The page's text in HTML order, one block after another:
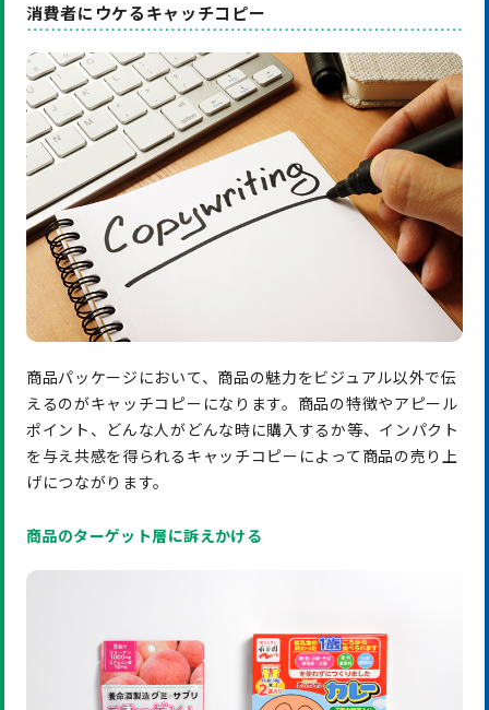
消費者にウケるキャッチコピー
商品パッケージにおいて、商品の魅力をビジュアル以外で伝
えるのがキャッチコピーになります。商品の特徴やアピール
ポイント、どんな人がどんな時に購入するか等、インパクト
を与え共感を得られるキャッチコピーによって商品の売り上
げにつながります。
商品のターゲット層に訴えかける